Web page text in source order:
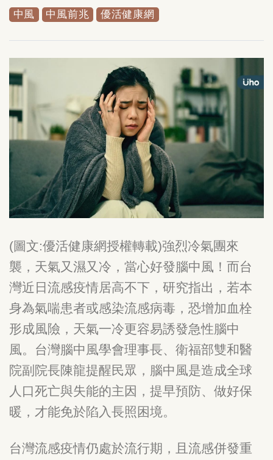
中風 中風前兆 優活健康網
(圖文:優活健康網授權轉載)強烈冷氣團來
襲，天氣又濕又冷，當心好發腦中風！而台
灣近日流感疫情居高不下，研究指出，若本
身為氣喘患者或感染流感病毒，恐增加血栓
形成風險，天氣一冷更容易誘發急性腦中
風。台灣腦中風學會理事長、衛福部雙和醫
院副院長陳龍提醒民眾，腦中風是造成全球
人口死亡與失能的主因，提早預防、做好保
暖，才能免於陷入長照困境。
台灣流感疫情仍處於流行期，且流感併發重